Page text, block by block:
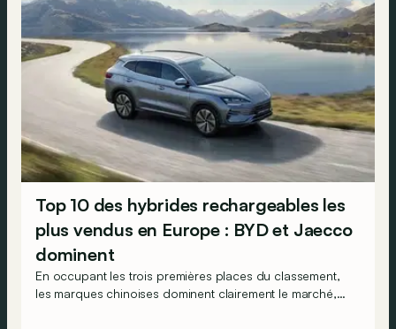
Top 10 des hybrides rechargeables les
plus vendus en Europe : BYD et Jaecco
dominent
En occupant les trois premières places du classement,
les marques chinoises dominent clairement le marché,